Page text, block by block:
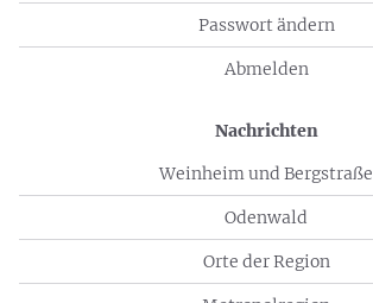
Passwort ändern
Abmelden
Nachrichten
Weinheim und Bergstraße
Odenwald
Orte der Region